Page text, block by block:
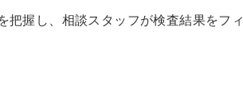
握し、相談スタッフが検査結果をフィ